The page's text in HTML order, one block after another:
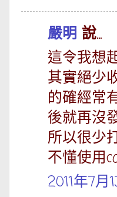
嚴明 說...
這令我想
其實絕少
的確經常
後就再沒
所以很少
不懂使用
2011年7